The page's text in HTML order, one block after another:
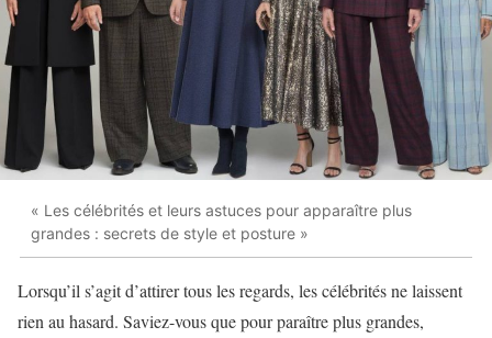
« Les célébrités et leurs astuces pour apparaître plus
grandes : secrets de style et posture »
Lorsqu’il s’agit d’attirer tous les regards, les célébrités ne laissent
rien au hasard. Saviez-vous que pour paraître plus grandes,